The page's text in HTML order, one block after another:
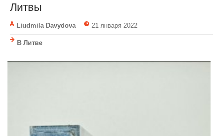
Литвы
Liudmila Davydova 21 января 2022
В Литве